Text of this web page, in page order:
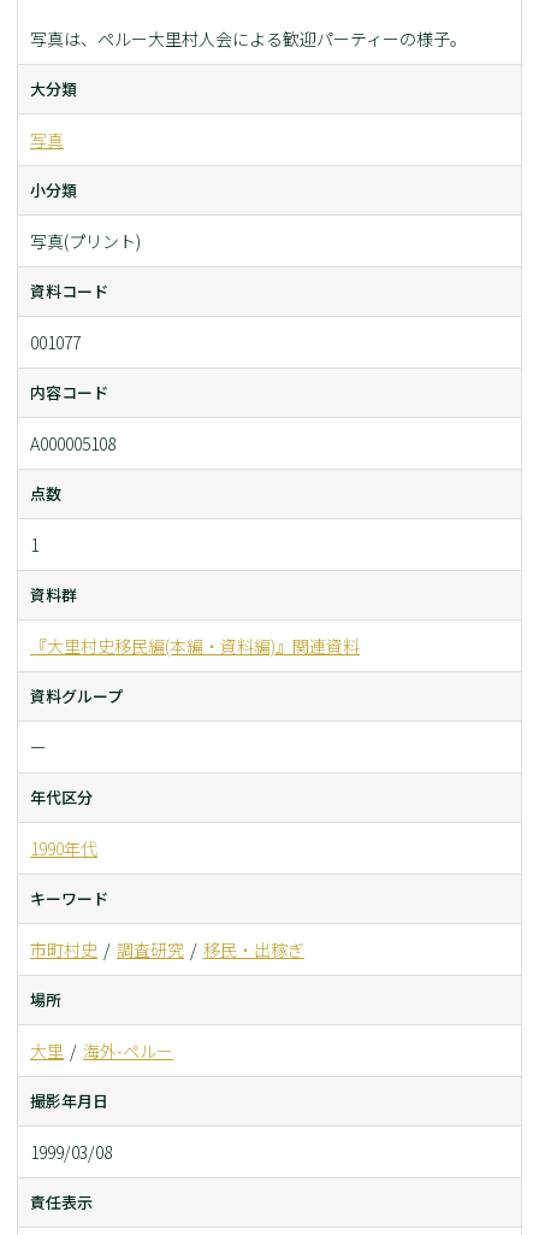
写真は、ペルー大里村人会による歓迎パーティーの様子。
大分類
写真
小分類
写真(プリント)
資料コード
001077
内容コード
A000005108
点数
1
資料群
『大里村史移民編(本編・資料編)』関連資料
資料グループ
ー
年代区分
1990年代
キーワード
市町村史 調査研究 移民・出稼ぎ
場所
大里 海外-ペルー
撮影年月日
1999/03/08
責任表示